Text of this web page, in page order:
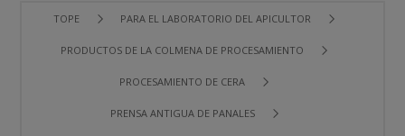
TOPE PARA EL LABORATORIO DEL APICULTOR
PRODUCTOS DE LA COLMENA DE PROCESAMIENTO
PROCESAMIENTO DE CERA
PRENSA ANTIGUA DE PANALES